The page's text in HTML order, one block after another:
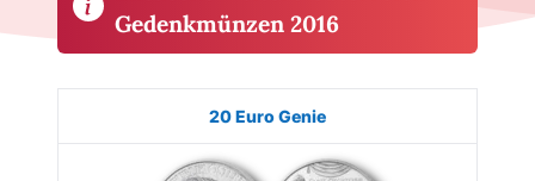
Gedenkmünzen 2016
Ausgabe Auflage
20 Euro Genie